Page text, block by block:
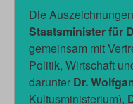
Die
Staatsminister für
gemeinsam mit
Politik, Wirtschaft
darunter Dr.
Kultusministerium),